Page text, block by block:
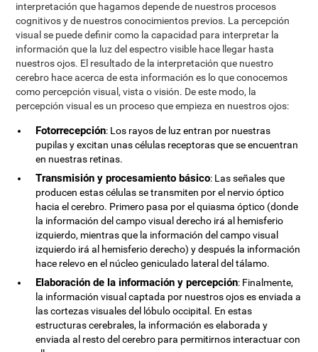
interpretación que hagamos depende de nuestros procesos
cognitivos y de nuestros conocimientos previos. La percepción
visual se puede definir como la capacidad para interpretar la
información que la luz del espectro visible hace llegar hasta
nuestros ojos. El resultado de la interpretación que nuestro
cerebro hace acerca de esta información es lo que conocemos
como percepción visual, vista o visión. De este modo, la
percepción visual es un proceso que empieza en nuestros ojos:
Fotorrecepción: Los rayos de luz entran por nuestras
pupilas y excitan unas células receptoras que se encuentran
en nuestras retinas.
Transmisión y procesamiento básico: Las señales que
producen estas células se transmiten por el nervio óptico
hacia el cerebro. Primero pasa por el quiasma óptico (donde
la información del campo visual derecho irá al hemisferio
izquierdo, mientras que la información del campo visual
izquierdo irá al hemisferio derecho) y después la información
hace relevo en el núcleo geniculado lateral del tálamo.
Elaboración de la información y percepción: Finalmente,
la información visual captada por nuestros ojos es enviada a
las cortezas visuales del lóbulo occipital. En estas
estructuras cerebrales, la información es elaborada y
enviada al resto del cerebro para permitirnos interactuar con